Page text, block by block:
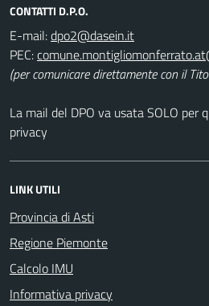
CONTATTI D.P.O.
E-mail:
PEC:
(per comunicare direttamente con il
La mail del DPO va usata SOLO per
privacy
LINK UTILI
Provincia di Asti
Regione Piemonte
Calcolo IMU
Informativa privacy